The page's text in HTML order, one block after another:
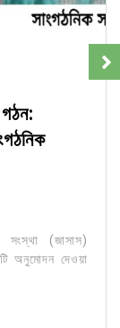
সংস্থা (জাসাস)
অনুমোদন দেওয়া